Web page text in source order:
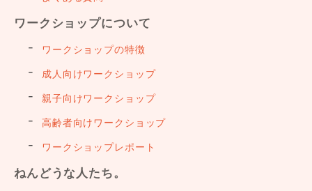
ワークショップについて
ワークショップの特徴
成人向けワークショップ
親子向けワークショップ
高齢者向けワークショップ
ワークショップレポート
ねんどうな人たち。